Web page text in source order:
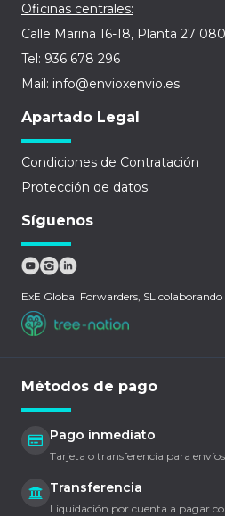
Oficinas centrales:
Calle Marina 16-18, Planta 27
Tel: 936 678 296
Mail: info@envioxenvio.es
Apartado Legal
Condiciones de Contratación
Protección de datos
Síguenos
ExE Global Forwarders, SL colaborando
Métodos de pago
Pago inmediato
Tarjeta o transferencia para
Transferencia
Liquidación por cuenta a pagar